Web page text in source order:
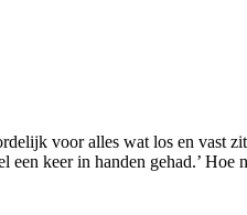
voor alles wat los en vast
een keer in handen gehad.’